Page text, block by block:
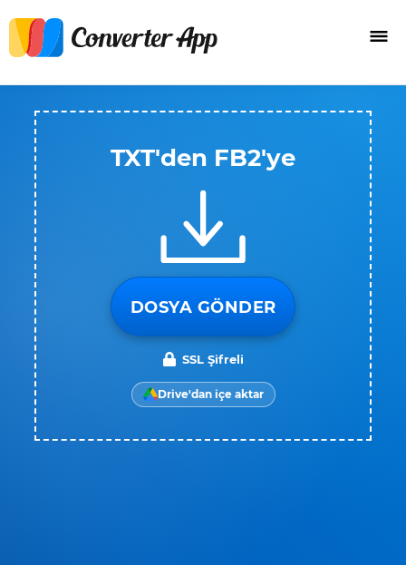
TXT'den FB2'ye
DOSYA GÖNDER
SSL Şifreli
Drive'dan içe aktar